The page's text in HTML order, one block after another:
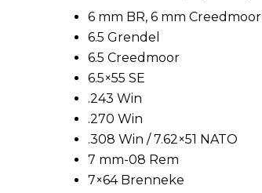
6 mm BR, 6 mm Creedmoor
6.5 Grendel
6.5 Creedmoor
6.5×55 SE
.243 Win
.270 Win
.308 Win / 7.62×51 NATO
7 mm-08 Rem
7×64 Brenneke